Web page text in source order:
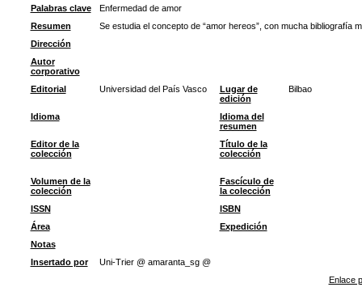
Palabras clave
Enfermedad de amor
Resumen
Se estudia el concepto de “amor hereos”, con mucha bibliografía
Dirección
Autor
corporativo
Editorial
Universidad del País Vasco
Lugar de
edición
Bilbao
Idioma
Idioma del
resumen
Editor de la
colección
Título de la
colección
Volumen de la
colección
Fascículo de
la colección
ISSN
ISBN
Área
Expedición
Notas
Insertado por
Uni-Trier @ amaranta_sg @
Enlace